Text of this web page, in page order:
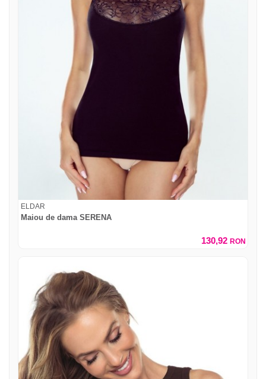
ELDAR
Maiou de dama SERENA
130,92 RON